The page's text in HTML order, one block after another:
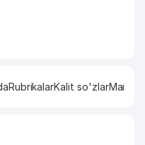
RubrikalarKalit so'zlarManzil